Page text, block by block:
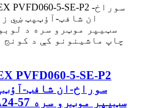
سوراخ-ان شافټ-